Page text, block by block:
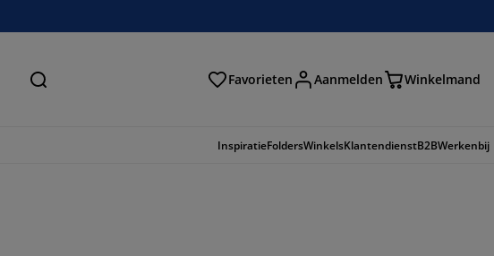
Zoeken Favorieten Aanmelden Winkelmand
InspiratieFoldersWinkelsKlantendienstB2BWerkenbij